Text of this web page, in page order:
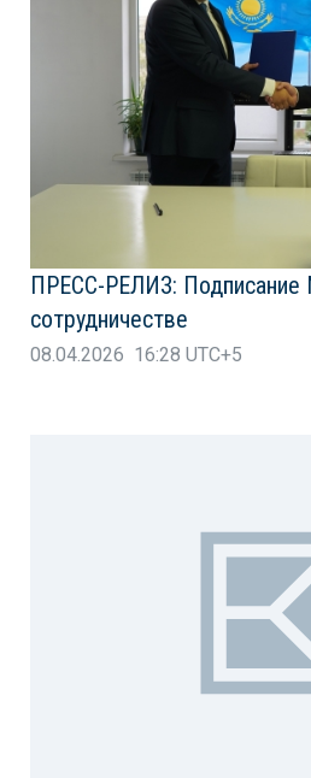
ПРЕСС-РЕЛИЗ: Подписание
сотрудничестве
08.04.2026 16:28 UTC+5